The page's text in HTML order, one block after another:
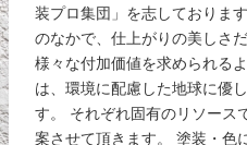
装プロ集団」を志しておりま
のなかで、仕上がりの美しさ
様々な付加価値を求められる
は、環境に配慮した地球に優
す。 それぞれ固有のリソース
案させて頂きます。 塗装・色